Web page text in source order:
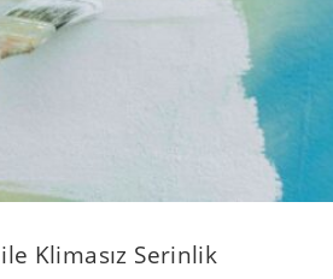
Klimasız Serinlik